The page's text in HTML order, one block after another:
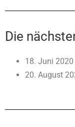
Die
18. Juni
20. August